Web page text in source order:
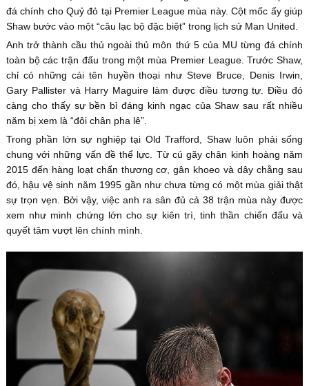
đá chính cho Quỷ đỏ tại Premier League mùa này. Cột mốc ấy giúp
Shaw bước vào một “câu lạc bộ đặc biệt” trong lịch sử Man United.
Anh trở thành cầu thủ ngoài thủ môn thứ 5 của MU từng đá chính
toàn bộ các trận đấu trong một mùa Premier League. Trước Shaw,
chỉ có những cái tên huyền thoại như Steve Bruce, Denis Irwin,
Gary Pallister và Harry Maguire làm được điều tương tự. Điều đó
càng cho thấy sự bền bỉ đáng kinh ngạc của Shaw sau rất nhiều
năm bị xem là “đôi chân pha lê”.
Trong phần lớn sự nghiệp tại Old Trafford, Shaw luôn phải sống
chung với những vấn đề thể lực. Từ cú gãy chân kinh hoàng năm
2015 đến hàng loạt chấn thương cơ, gân khoeo và dây chằng sau
đó, hậu vệ sinh năm 1995 gần như chưa từng có một mùa giải thật
sự trọn vẹn. Bởi vậy, việc anh ra sân đủ cả 38 trận mùa này được
xem như minh chứng lớn cho sự kiên trì, tinh thần chiến đấu và
quyết tâm vượt lên chính mình.